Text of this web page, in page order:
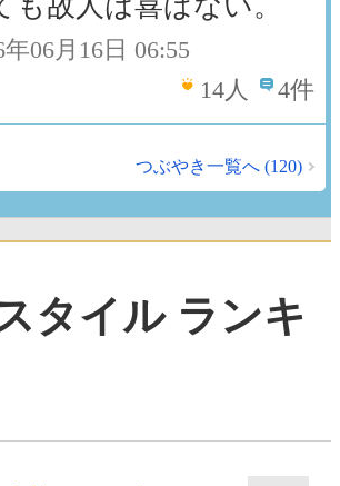
年06月16日 06:55
14人 4件
つぶやき一覧へ (120)
タイル ランキ